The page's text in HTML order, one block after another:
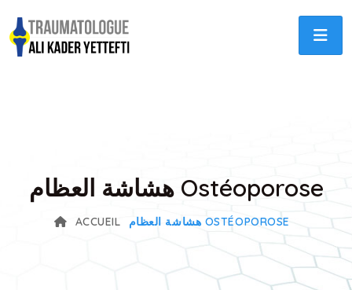
هشاشة العظام Ostéoporose
ACCUEIL هشاشة العظام OSTÉOPOROSE